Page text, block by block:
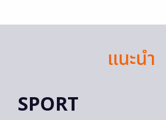
แนะนำ
SPORT